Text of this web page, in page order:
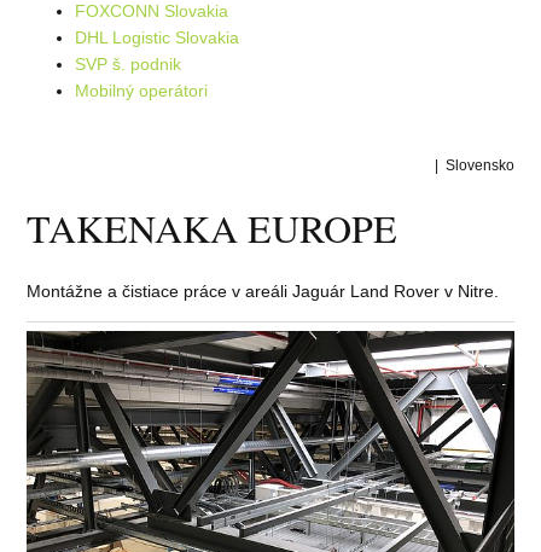
FOXCONN Slovakia
DHL Logistic Slovakia
SVP š. podnik
Mobilný operátori
| Slovensko
TAKENAKA EUROPE
Montážne a čistiace práce v areáli Jaguár Land Rover v Nitre.